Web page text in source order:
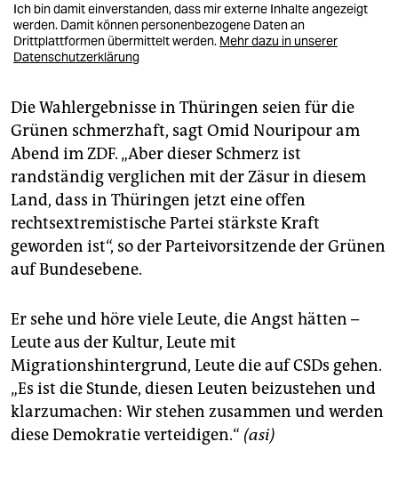
Ich bin damit einverstanden, dass mir externe Inhalte angezeigt
werden. Damit können personenbezogene Daten an
Drittplattformen übermittelt werden. Mehr dazu in unserer
Datenschutzerklärung
Die Wahlergebnisse in Thüringen seien für die
Grünen schmerzhaft, sagt Omid Nouripour am
Abend im ZDF. „Aber dieser Schmerz ist
randständig verglichen mit der Zäsur in diesem
Land, dass in Thüringen jetzt eine offen
rechtsextremistische Partei stärkste Kraft
geworden ist“, so der Parteivorsitzende der Grünen
auf Bundesebene.
Er sehe und höre viele Leute, die Angst hätten –
Leute aus der Kultur, Leute mit
Migrationshintergrund, Leute die auf CSDs gehen.
„Es ist die Stunde, diesen Leuten beizustehen und
klarzumachen: Wir stehen zusammen und werden
diese Demokratie verteidigen.“ (asi)